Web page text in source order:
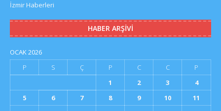
İzmir Haberleri
HABER ARŞIVI
OCAK 2026
P
S Ç P C C
P
1
2 3
4
5
6 7 8 9 10
11